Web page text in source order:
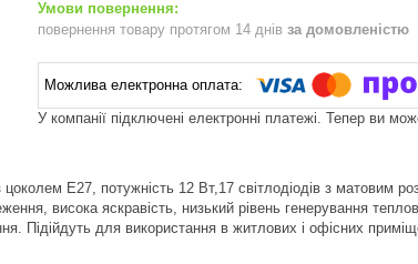
повернення товару протягом 14 днів за домовленістю
У компанії підключені електронні платежі. Тепер ви
E27, потужність 12 Вт,17 світлодіодів з матовим
висока яскравість, низький рівень генерування
Підійдуть для використання в житлових і офісних